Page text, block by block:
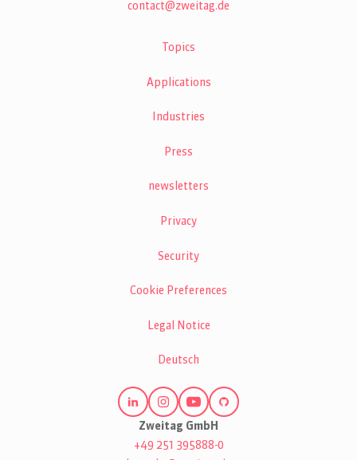
contact@zweitag.de
Topics
Applications
Industries
Press
newsletters
Privacy
Security
Cookie Preferences
Legal Notice
Deutsch
Zweitag GmbH
+49 251 395888-0